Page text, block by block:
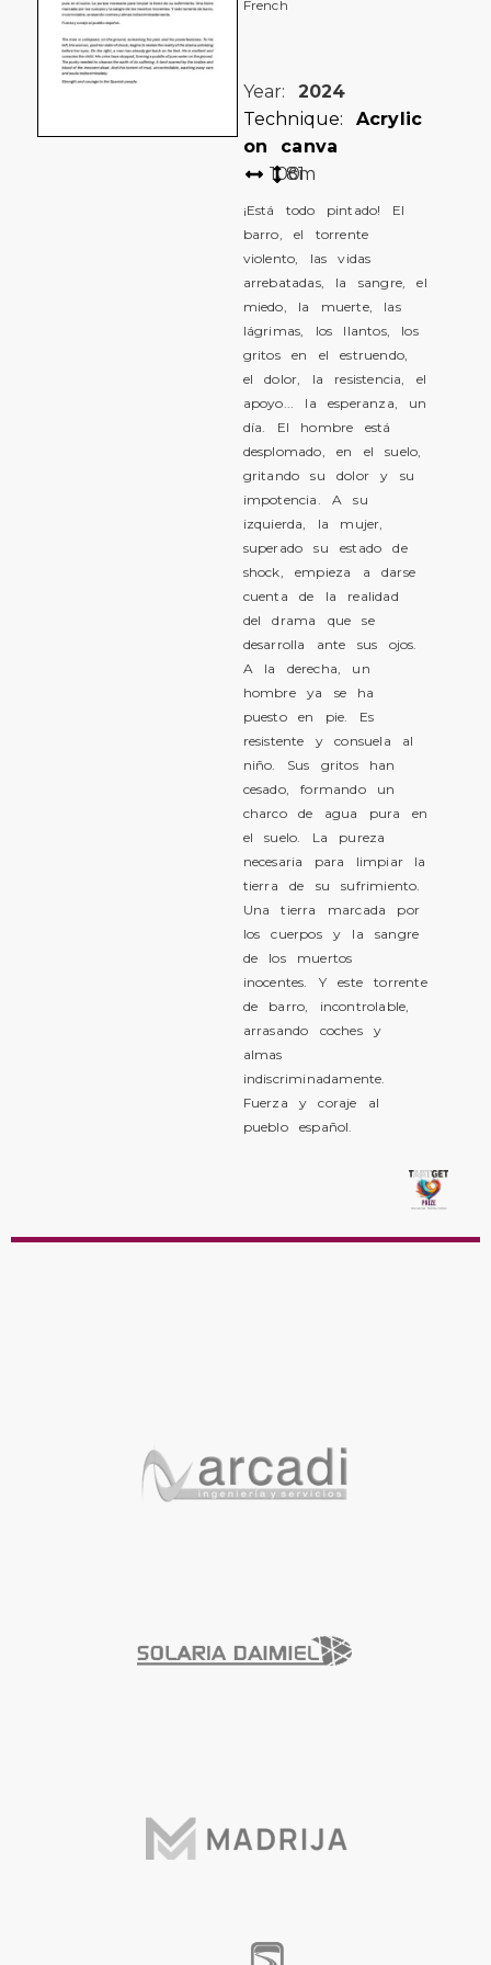
French
Year: 2024
Technique: Acrylic
on canva
100
81
cm
¡Está todo pintado! El
barro, el torrente
violento, las vidas
arrebatadas, la sangre, el
miedo, la muerte, las
lágrimas, los llantos, los
gritos en el estruendo,
el dolor, la resistencia, el
apoyo... la esperanza, un
día. El hombre está
desplomado, en el suelo,
gritando su dolor y su
impotencia. A su
izquierda, la mujer,
superado su estado de
shock, empieza a darse
cuenta de la realidad
del drama que se
desarrolla ante sus ojos.
A la derecha, un
hombre ya se ha
puesto en pie. Es
resistente y consuela al
niño. Sus gritos han
cesado, formando un
charco de agua pura en
el suelo. La pureza
necesaria para limpiar la
tierra de su sufrimiento.
Una tierra marcada por
los cuerpos y la sangre
de los muertos
inocentes. Y este torrente
de barro, incontrolable,
arrasando coches y
almas
indiscriminadamente.
Fuerza y coraje al
pueblo español.